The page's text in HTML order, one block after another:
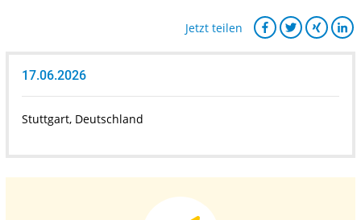
Jetzt teilen
17.06.2026
Stuttgart, Deutschland